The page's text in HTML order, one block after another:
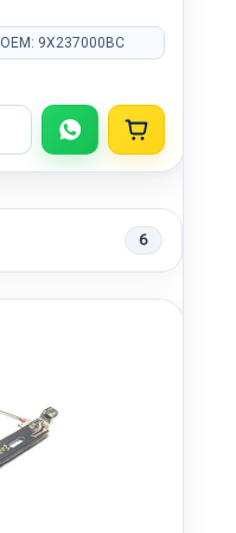
OEM: 9X237000BC
6